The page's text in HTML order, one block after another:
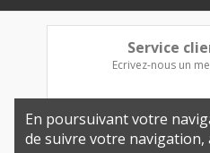
Service
Ecrivez-nous un
En poursuivant votre
de suivre votre